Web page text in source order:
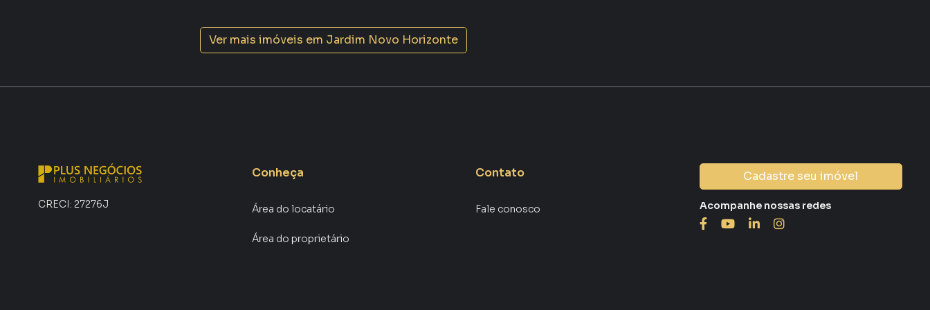
Ver mais imóveis em Jardim Novo Horizonte
CRECI: 27276J
Conheça
Área do locatário
Área do proprietário
Contato
Fale conosco
Cadastre seu imóvel
Acompanhe nossas redes